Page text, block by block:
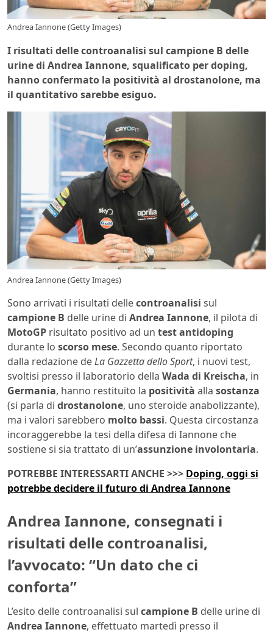
Andrea Iannone (Getty Images)
I risultati delle controanalisi sul campione B delle
urine di Andrea Iannone, squalificato per doping,
hanno confermato la positività al drostanolone, ma
il quantitativo sarebbe esiguo.
Andrea Iannone (Getty Images)
Sono arrivati i risultati dellecontroanalisi sul
campione B delle urine di Andrea Iannone, il pilota di
MotoGP risultato positivo ad un test antidoping
durante lo scorso mese. Secondo quanto riportato
dalla redazione deLa Gazzetta dello Sport, i nuovi test,
svoltisi presso il laboratorio della Wada di Kreischa, in
Germania, hanno restituito la positività alla sostanza
(si parla di drostanolone, uno steroide anabolizzante),
ma i valori sarebbero molto bassi. Questa circostanza
incoraggerebbe la tesi della difesa di Iannone che
sostiene si sia trattato di un’assunzione involontaria.
POTREBBE INTERESSARTI ANCHE >>> Doping, oggi si
potrebbe decidere il futuro di Andrea Iannone
Andrea Iannone, consegnati i
risultati delle controanalisi,
l’avvocato: “Un dato che ci
conforta”
L’esito delle controanalisi sul campione B delle urine di
Andrea Iannone, effettuato martedì presso il